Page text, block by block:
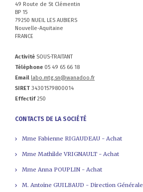
49 Route de St Clémentin
BP 15
79250 NUEIL LES AUBIERS
Nouvelle-Aquitaine
FRANCE
Activité SOUS-TRAITANT
Téléphone 05 49 65 66 18
Email labo.mtg.sn@wanadoo.fr
SIRET 34301579800014
Effectif250
CONTACTS DE LA SOCIÉTÉ
Mme Fabienne RIGAUDEAU - Achat
Mme Mathilde VRIGNAULT - Achat
Mme Anna POUPLIN - Achat
M. Antoine GUILBAUD - Direction Générale